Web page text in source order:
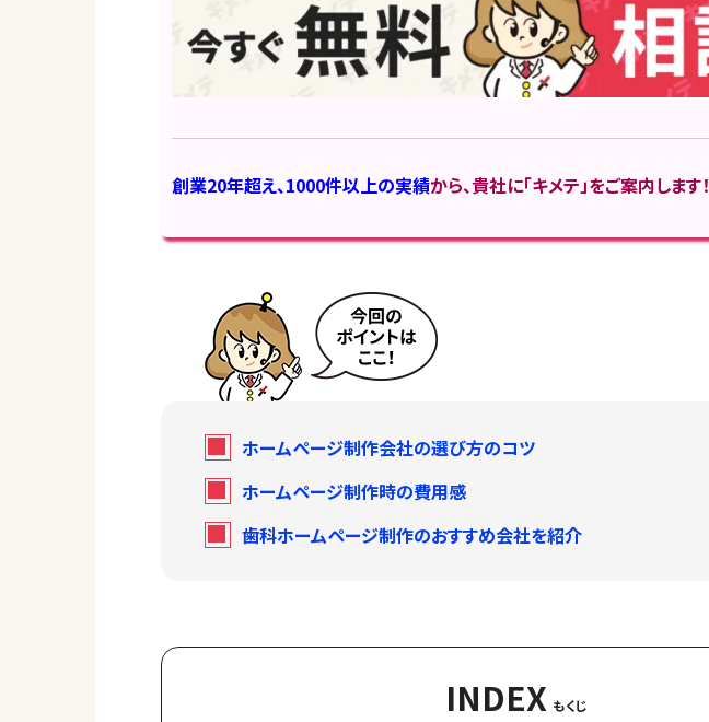
創業20年超え、1000件以上の実績から、貴社に「キメテ」をご案内します！
ホームページ制作会社の選び方のコツ
ホームページ制作時の費用感
歯科ホームページ制作のおすすめ会社を紹介
INDEX